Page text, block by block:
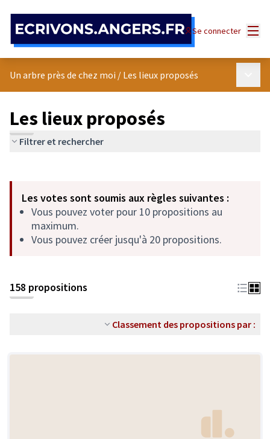
Se connecter
Un arbre près de chez moi / Les lieux proposés
Les lieux proposés
Filtrer et rechercher
−
Les votes sont soumis aux règles suivantes :
Vous pouvez voter pour 10 propositions au
maximum.
Vous pouvez créer jusqu'à 20 propositions.
158 propositions
Classement des propositions par :